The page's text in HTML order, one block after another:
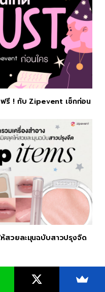
รี ! กับ Zipevent เช็กก่อน
สวยละมุนฉบับสาวปรุงจืด